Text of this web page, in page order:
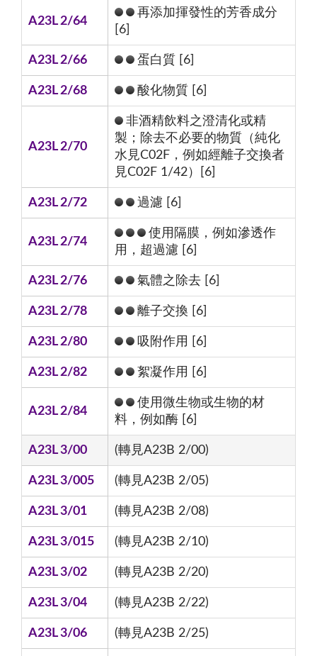
A23L 2/64
再添加揮發性的芳香成分
[6]
A23L 2/66 蛋白質 [6]
A23L 2/68 酸化物質 [6]
A23L 2/70
非酒精飲料之澄清化或精
製；除去不必要的物質（純化
水見C02F，例如經離子交換者
見C02F 1/42）[6]
A23L 2/72 過濾 [6]
A23L 2/74
使用隔膜，例如滲透作
用，超過濾 [6]
A23L 2/76 氣體之除去 [6]
A23L 2/78 離子交換 [6]
A23L 2/80 吸附作用 [6]
A23L 2/82 絮凝作用 [6]
A23L 2/84
使用微生物或生物的材
料，例如酶 [6]
A23L 3/00 (轉見A23B 2/00)
A23L 3/005 (轉見A23B 2/05)
A23L 3/01 (轉見A23B 2/08)
A23L 3/015 (轉見A23B 2/10)
A23L 3/02 (轉見A23B 2/20)
A23L 3/04 (轉見A23B 2/22)
A23L 3/06 (轉見A23B 2/25)